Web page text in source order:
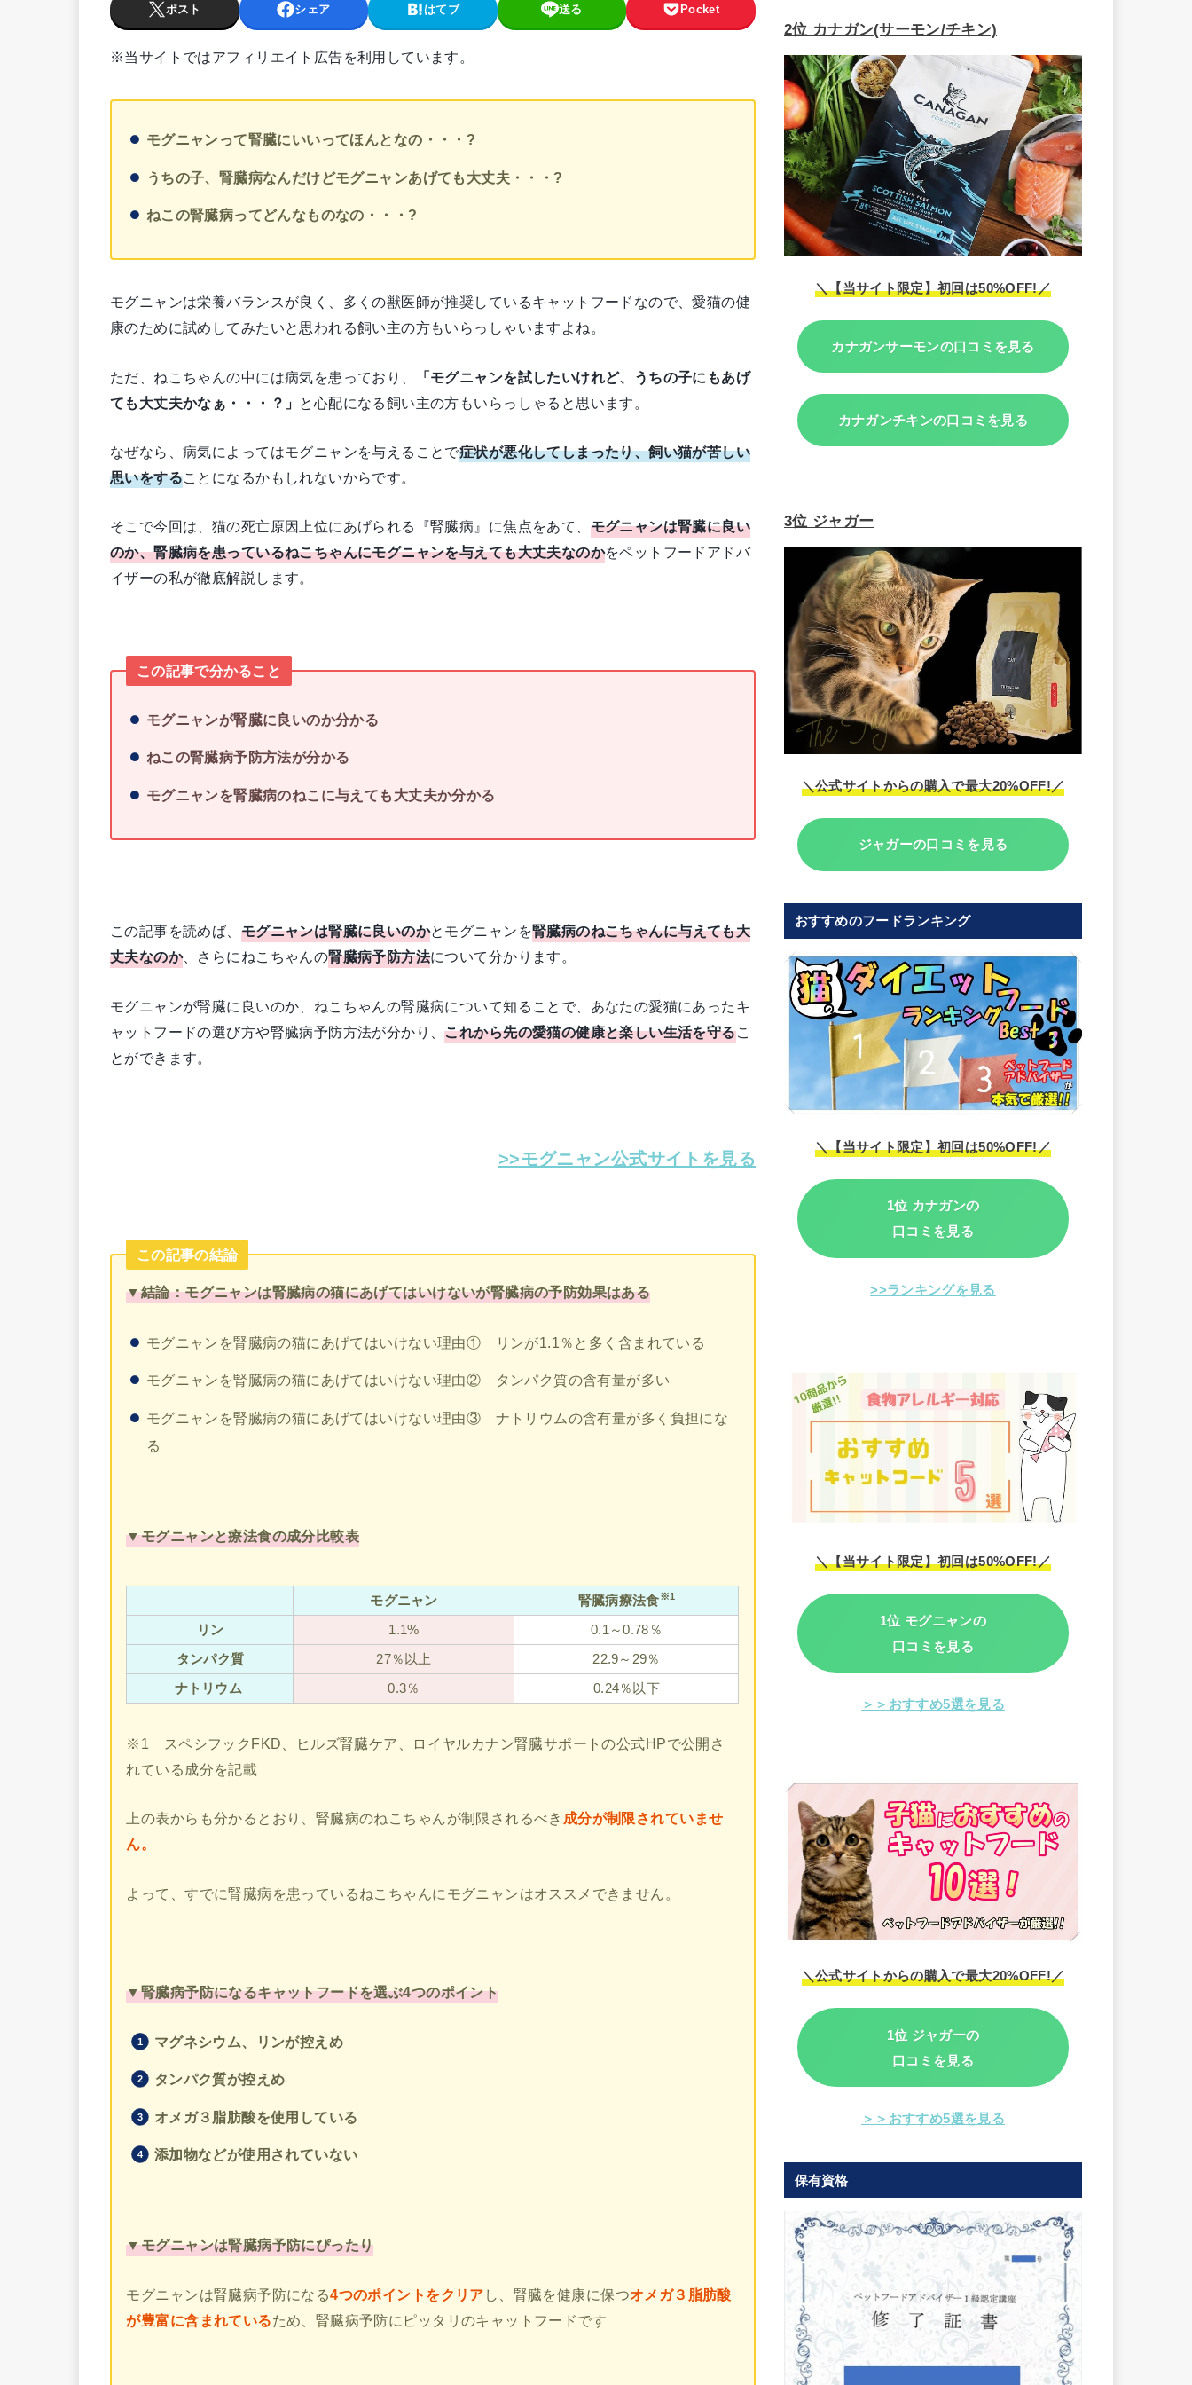
ポスト シェア はてブ 送る Pocket
※当サイトではアフィリエイト広告を利用しています。
モグニャンって腎臓にいいってほんとなの・・・?
うちの子、腎臓病なんだけどモグニャンあげても大丈夫・・・?
ねこの腎臓病ってどんなものなの・・・?
モグニャンは栄養バランスが良く、多くの獣医師が推奨しているキャットフードなので、愛猫の健
康のために試めしてみたいと思われる飼い主の方もいらっしゃいますよね。
ただ、ねこちゃんの中には病気を患っており、
「モグニャンを試したいけれど、うちの子にもあげ
ても大丈夫かなぁ・・・？」 と心配になる飼い主の方もいらっしゃると思います。
なぜなら、病気によってはモグニャンを与えることで症状が悪化してしまったり、飼い猫が苦しい
思いをすることになるかもしれないからです。
そこで今回は、猫の死亡原因上位にあげられる『腎臓病』に焦点をあて、 モグニャンは腎臓に良い
のか、腎臓病を患っているねこちゃんにモグニャンを与えても大丈夫なのかをペットフードアドバ
イザーの私が徹底解説します。
この記事で分かること
モグニャンが腎臓に良いのか分かる
ねこの腎臓病予防方法が分かる
モグニャンを腎臓病のねこに与えても大丈夫か分かる
この記事を読めば、 モグニャンは腎臓に良いのかとモグニャンを腎臓病のねこちゃんに与えても大
丈夫なのか、さらにねこちゃんの腎臓病予防方法について分かります。
モグニャンが腎臓に良いのか、ねこちゃんの腎臓病について知ることで、あなたの愛猫にあったキ
ャットフードの選び方や腎臓病予防方法が分かり、これから先の愛猫の健康と楽しい生活を守るこ
とができます。
>>モグニャン公式サイトを見る
この記事の結論
▼結論：モグニャンは腎臓病の猫にあげてはいけないが腎臓病の予防効果はある
モグニャンを腎臓病の猫にあげてはいけない理由① リンが1.1％と多く含まれている
モグニャンを腎臓病の猫にあげてはいけない理由② タンパク質の含有量が多い
モグニャンを腎臓病の猫にあげてはいけない理由③ ナトリウムの含有量が多く負担にな
る
▼モグニャンと療法食の成分比較表
モグニャン 腎臓病療法食※1
リン 1.1% 0.1～0.78％
タンパク質 27％以上 22.9～29％
ナトリウム 0.3％ 0.24％以下
※1 スペシフックFKD、ヒルズ腎臓ケア、ロイヤルカナン腎臓サポートの公式HPで公開さ
れている成分を記載
上の表からも分かるとおり、腎臓病のねこちゃんが制限されるべき 成分が制限されていませ
ん。
よって、すでに腎臓病を患っているねこちゃんにモグニャンはオススメできません。
▼腎臓病予防になるキャットフードを選ぶ4つのポイント
マグネシウム、リンが控えめ
タンパク質が控えめ
オメガ３脂肪酸を使用している
添加物などが使用されていない
▼モグニャンは腎臓病予防にぴったり
モグニャンは腎臓病予防になる4つのポイントをクリア し、腎臓を健康に保つオメガ３脂肪酸
が豊富に含まれているため、腎臓病予防にピッタリのキャットフードです
2位 カナガン(サーモン/チキン)
＼【当サイト限定】初回は50%OFF!／
カナガンサーモンの口コミを見る
カナガンチキンの口コミを見る
3位 ジャガー
＼公式サイトからの購入で最大20%OFF!／
ジャガーの口コミを見る
おすすめのフードランキング
＼【当サイト限定】初回は50%OFF!／
1位 カナガンの
口コミを見る
>>ランキングを見る
＼【当サイト限定】初回は50%OFF!／
1位 モグニャンの
口コミを見る
＞＞おすすめ5選を見る
＼公式サイトからの購入で最大20%OFF!／
1位 ジャガーの
口コミを見る
＞＞おすすめ5選を見る
保有資格